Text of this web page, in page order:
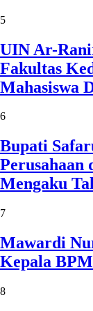
5
UIN Ar-
Fakultas
Mahasiswa
6
Bupati
Perusahaan
Mengaku
7
Mawardi
Kepala
8